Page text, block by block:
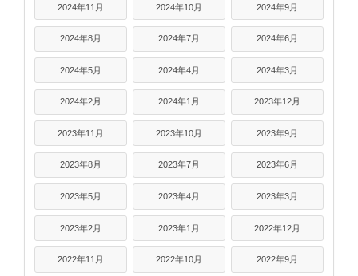
2024年11月 2024年10月 2024年9月
2024年8月 2024年7月 2024年6月
2024年5月 2024年4月 2024年3月
2024年2月 2024年1月 2023年12月
2023年11月 2023年10月 2023年9月
2023年8月 2023年7月 2023年6月
2023年5月 2023年4月 2023年3月
2023年2月 2023年1月 2022年12月
2022年11月 2022年10月 2022年9月